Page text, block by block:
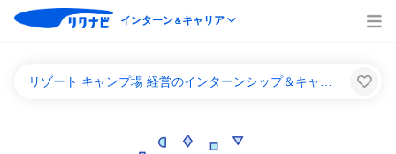
インターン＆キャリア